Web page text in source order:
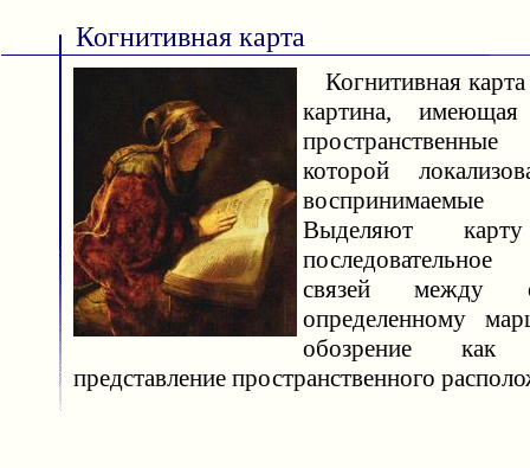
Когнитивная карта
Когнитивная
картина,
которой
Выделяют
связей между
определенному
обозрение как
представление пространственного